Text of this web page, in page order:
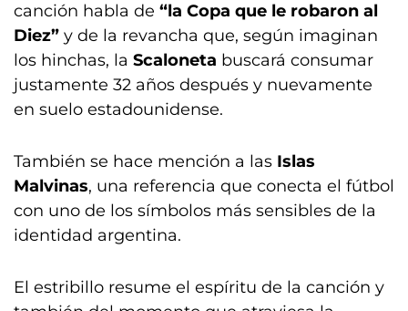
canción habla de “la Copa que le robaron al
Diez” y de la revancha que, según imaginan
los hinchas, la Scaloneta buscará consumar
justamente 32 años después y nuevamente
en suelo estadounidense.
También se hace mención a las Islas
Malvinas, una referencia que conecta el fútbol
con uno de los símbolos más sensibles de la
identidad argentina.
El estribillo resume el espíritu de la canción y